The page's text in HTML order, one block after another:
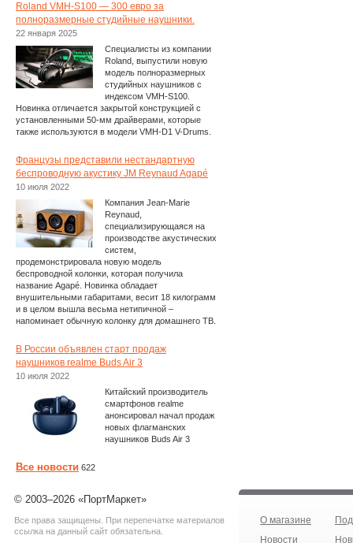
Roland VMH-S100 — 300 евро за
полноразмерные студийные наушники.
22 января 2025
Специалисты из компании
Roland, выпустили новую
модель полноразмерных
студийных наушников с
индексом VMH-S100.
Новинка отличается закрытой конструкцией с
установленными 50-мм драйверами, которые
также используются в модели VMH-D1 V-Drums.
Французы представили нестандартную
беспроводную акустику JM Reynaud Agapé
10 июля 2022
Компания Jean-Marie
Reynaud,
специализирующаяся на
производстве акустических
систем,
продемонстрировала новую модель
беспроводной колонки, которая получила
название Agapé. Новинка обладает
внушительными габаритами, весит 18 килограмм
и в целом вышла весьма нетипичной –
напоминает обычную колонку для домашнего ТВ.
В России объявлен старт продаж
наушников realme Buds Air 3
10 июля 2022
Китайский производитель
смартфонов realme
анонсировал начал продаж
новых флагманских
наушников Buds Air 3
Все новости 622
© 2003–2026 «ПортМаркет»
Все права защищены. При перепечатке материалов
ссылка на данный сайт обязательна.
О магазине
Новости